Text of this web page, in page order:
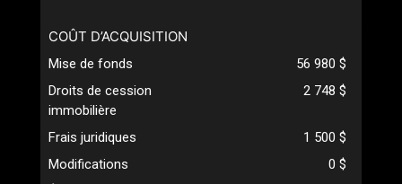
COÛT D’ACQUISITION
Mise de fonds
56 980 $
Droits de cession
immobilière
2 748 $
Frais juridiques
1 500 $
Modifications
0 $